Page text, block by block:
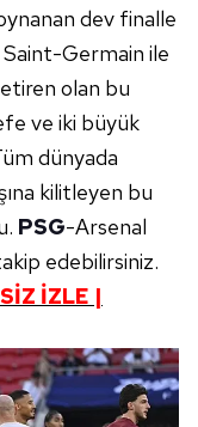
dev finalle
Germain ile
olan bu
ve iki büyük
dünyada
kilitleyen bu
PSG-Arsenal
edebilirsiniz.
İZLE |